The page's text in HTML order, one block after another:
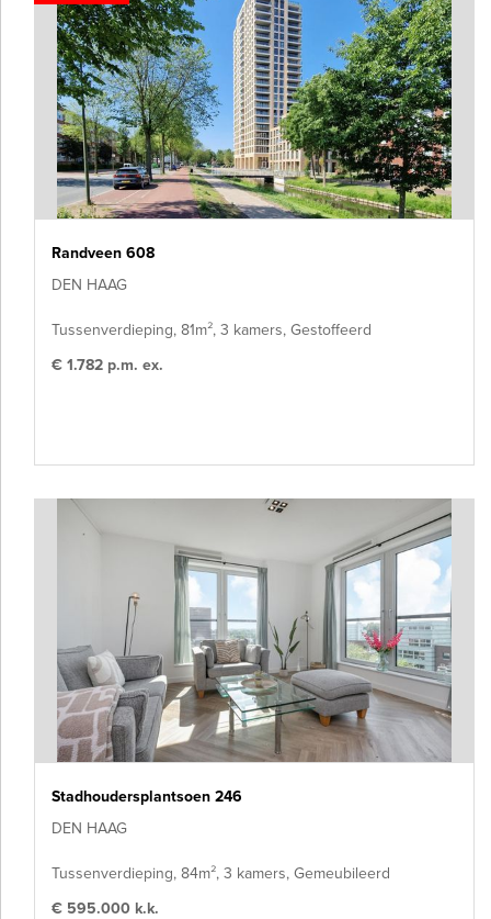
Randveen 608
DEN HAAG
Tussenverdieping, 81m², 3 kamers, Gestoffeerd
€ 1.782 p.m. ex.
Stadhoudersplantsoen 246
DEN HAAG
Tussenverdieping, 84m², 3 kamers, Gemeubileerd
€ 595.000 k.k.